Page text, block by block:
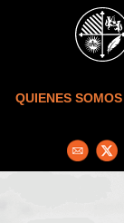
Skip to main content
QUIENES SOMOS